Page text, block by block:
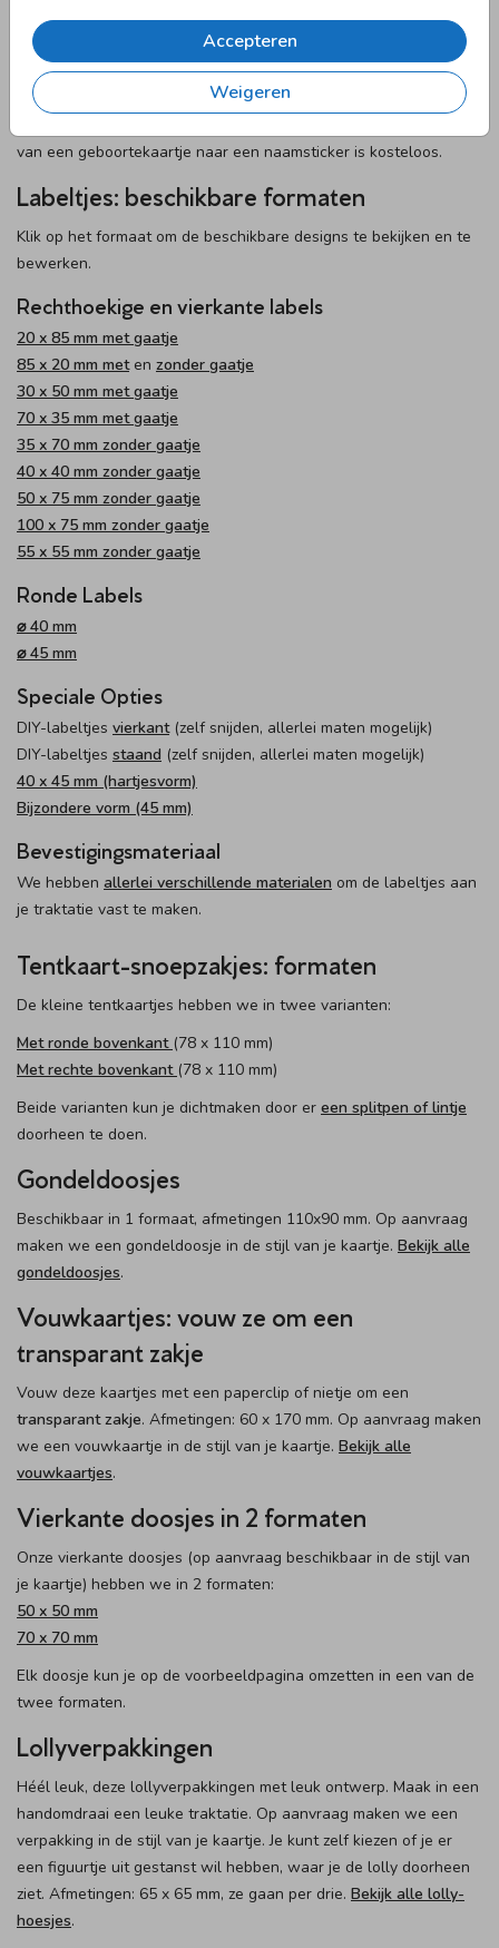
Accepteren
Weigeren
Naamstickers op maat
Wil je toch liever naamstickers in de stijl van je geboortekaartje?
Geen probleem. Neem hiervoor contact op met onze
van een geboortekaartje naar een naamsticker is kosteloos.
Labeltjes: beschikbare formaten
Klik op het formaat om de beschikbare designs te bekijken en te
bewerken.
Rechthoekige en vierkante labels
20 x 85 mm met gaatje
85 x 20 mm meten zonder gaatje
30 x 50 mm met gaatje
70 x 35 mm met gaatje
35 x 70 mm zonder gaatje
40 x 40 mm zonder gaatje
50 x 75 mm zonder gaatje
100 x 75 mm zonder gaatje
55 x 55 mm zonder gaatje
Ronde Labels
⌀ 40 mm
⌀ 45 mm
Speciale Opties
DIY-labeltjes vierkant(zelf snijden, allerlei maten mogelijk)
DIY-labeltjes staand (zelf snijden, allerlei maten mogelijk)
40 x 45 mm (hartjesvorm)
Bijzondere vorm (45 mm)
Bevestigingsmateriaal
We hebben allerlei verschillende materialen om de labeltjes aan
je traktatie vast te maken.
Tentkaart-snoepzakjes: formaten
De kleine tentkaartjes hebben we in twee varianten:
Met ronde bovenkant (78 x 110 mm)
Met rechte bovenkant (78 x 110 mm)
Beide varianten kun je dichtmaken door er een splitpen of lintje
doorheen te doen.
Gondeldoosjes
Beschikbaar in 1 formaat, afmetingen 110x90 mm. Op aanvraag
maken we een gondeldoosje in de stijl van je kaartje. Bekijk alle
gondeldoosjes.
Vouwkaartjes: vouw ze om een
transparant zakje
Vouw deze kaartjes met een paperclip of nietje om een
transparant zakje. Afmetingen: 60 x 170 mm. Op aanvraag maken
we een vouwkaartje in de stijl van je kaartje. Bekijk alle
vouwkaartjes.
Vierkante doosjes in 2 formaten
Onze vierkante doosjes (op aanvraag beschikbaar in de stijl van
je kaartje) hebben we in 2 formaten:
50 x 50 mm
70 x 70 mm
Elk doosje kun je op de voorbeeldpagina omzetten in een van de
twee formaten.
Lollyverpakkingen
Héél leuk, deze lollyverpakkingen met leuk ontwerp. Maak in een
handomdraai een leuke traktatie. Op aanvraag maken we een
verpakking in de stijl van je kaartje. Je kunt zelf kiezen of je er
een figuurtje uit gestanst wil hebben, waar je de lolly doorheen
ziet. Afmetingen: 65 x 65 mm, ze gaan per drie. Bekijk alle lolly-
hoesjes.